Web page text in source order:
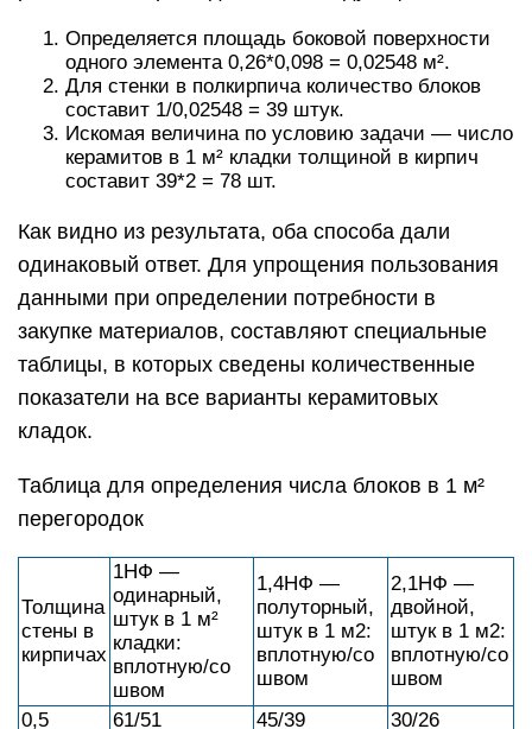
Определяется площадь боковой поверхности
одного элемента 0,26*0,098 = 0,02548 м².
Для стенки в полкирпича количество блоков
составит 1/0,02548 = 39 штук.
Искомая величина по условию задачи — число
керамитов в 1 м² кладки толщиной в кирпич
составит 39*2 = 78 шт.
Как видно из результата, оба способа дали
одинаковый ответ. Для упрощения пользования
данными при определении потребности в
закупке материалов, составляют специальные
таблицы, в которых сведены количественные
показатели на все варианты керамитовых
кладок.
Таблица для определения числа блоков в 1 м²
перегородок
Толщина
стены в
кирпичах
1НФ —
одинарный,
штук в 1 м²
кладки:
вплотную/со
швом
1,4НФ —
полуторный,
штук в 1 м2:
вплотную/со
швом
2,1НФ —
двойной,
штук в 1 м2:
вплотную/со
швом
0,5
61/51 45/39
30/26